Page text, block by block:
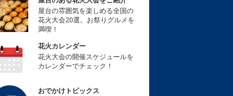
屋台の雰囲気を楽しめる全国の
花火大会20選。お祭りグルメを
満喫！
花火カレンダー
花火大会の開催スケジュールを
カレンダーでチェック！
おでかけトピックス